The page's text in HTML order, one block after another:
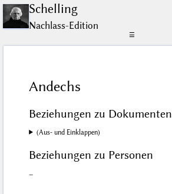
Schelling
Nachlass-Edition
☰
Andechs
Beziehungen zu Dokumenten
(Aus- und Einklappen)
Beziehungen zu Personen
–